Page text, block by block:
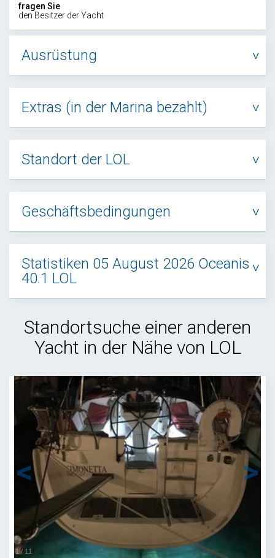
fragen Sie
den Besitzer der Yacht
Ausrüstung
Extras (in der Marina bezahlt)
Standort der LOL
Geschäftsbedingungen
Statistiken 05 August 2026 Oceanis
40.1 LOL
Standortsuche einer anderen
Yacht in der Nähe von LOL
1 / 11